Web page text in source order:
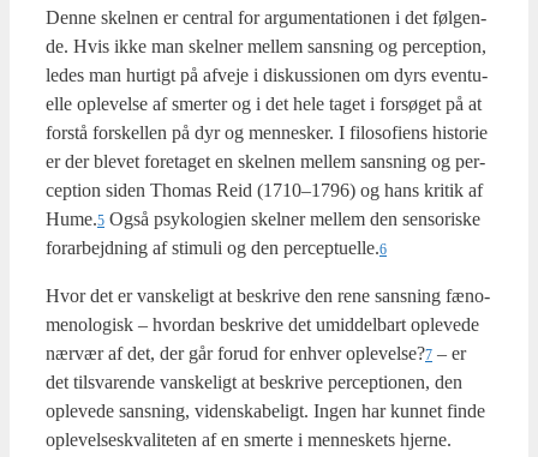
Den­ne skel­nen er cen­tral for argu­men­ta­tio­nen i det føl­gen­
de. Hvis ikke man skel­ner mel­lem sans­ning og per­cep­tion,
ledes man hur­tigt på afve­je i dis­kus­sio­nen om dyrs even­tu­
el­le ople­vel­se af smer­ter og i det hele taget i for­sø­get på at
for­stå for­skel­len på dyr og men­ne­sker. I filo­so­fi­ens histo­rie
er der ble­vet fore­ta­get en skel­nen mel­lem sans­ning og per­
cep­tion siden Tho­mas Reid (1710–1796) og hans kri­tik af
Hume.5 Også psy­ko­lo­gi­en skel­ner mel­lem den sen­so­ri­ske
for­ar­bejd­ning af sti­mu­li og den perceptuelle.6
Hvor det er van­ske­ligt at beskri­ve den rene sans­ning fæno­
meno­lo­gisk – hvor­dan beskri­ve det umid­del­bart ople­ve­de
nær­vær af det, der går for­ud for enhver oplevelse?7 – er
det til­sva­ren­de van­ske­ligt at beskri­ve per­cep­tio­nen, den
ople­ve­de sans­ning, viden­ska­be­ligt. Ingen har kun­net fin­de
ople­vel­ses­kva­li­te­ten af en smer­te i men­ne­skets hjer­ne.